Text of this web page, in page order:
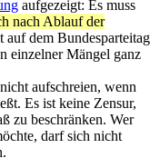
aufgezeigt: Es muss
nach Ablauf der
auf dem Bundesparteitag
einzelner Mängel ganz
aufschreien, wenn
Es ist keine Zensur,
zu beschränken. Wer
darf sich nicht